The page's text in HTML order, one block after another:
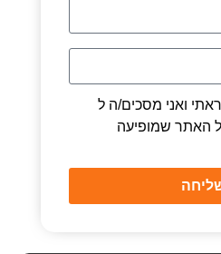
ואני מסכים/ה ל
האתר שמופיעה